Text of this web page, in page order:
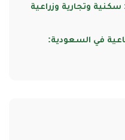
وتجارية وزراعية
في السعودية: